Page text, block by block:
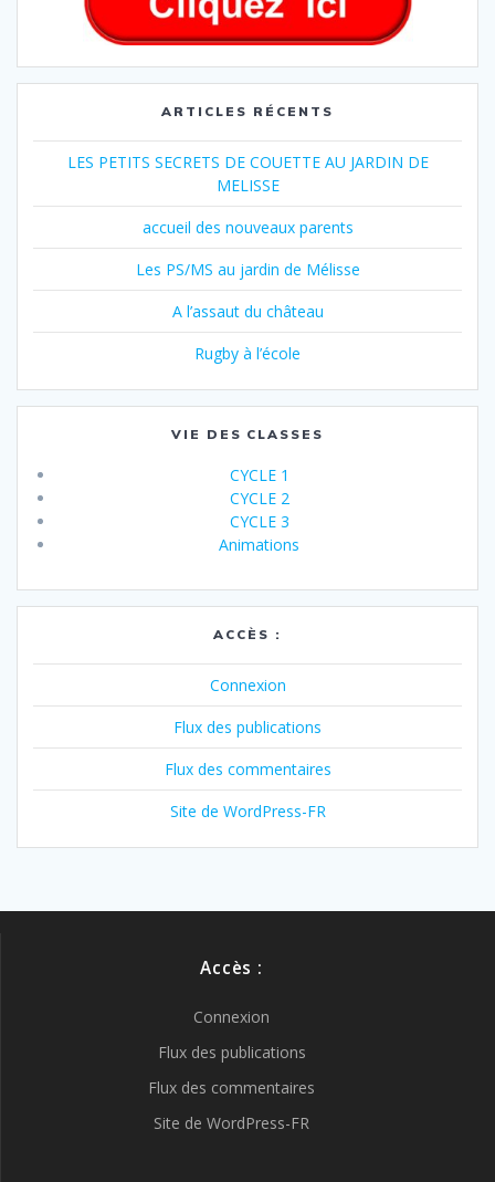
ARTICLES RÉCENTS
LES PETITS SECRETS DE COUETTE AU JARDIN DE
MELISSE
accueil des nouveaux parents
Les PS/MS au jardin de Mélisse
A l’assaut du château
Rugby à l’école
VIE DES CLASSES
CYCLE 1
CYCLE 2
CYCLE 3
Animations
ACCÈS :
Connexion
Flux des publications
Flux des commentaires
Site de WordPress-FR
Accès :
Connexion
Flux des publications
Flux des commentaires
Site de WordPress-FR